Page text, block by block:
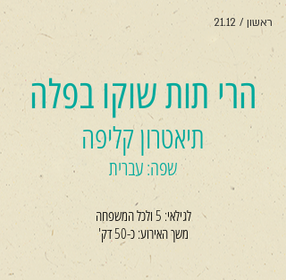
ראשון / 21.12
הרי תות שוקו בפלה
תיאטרון קליפה
שפה: עברית
לגילאי: 5 ולכל המשפחה
משך האירוע: כ-50 דק'